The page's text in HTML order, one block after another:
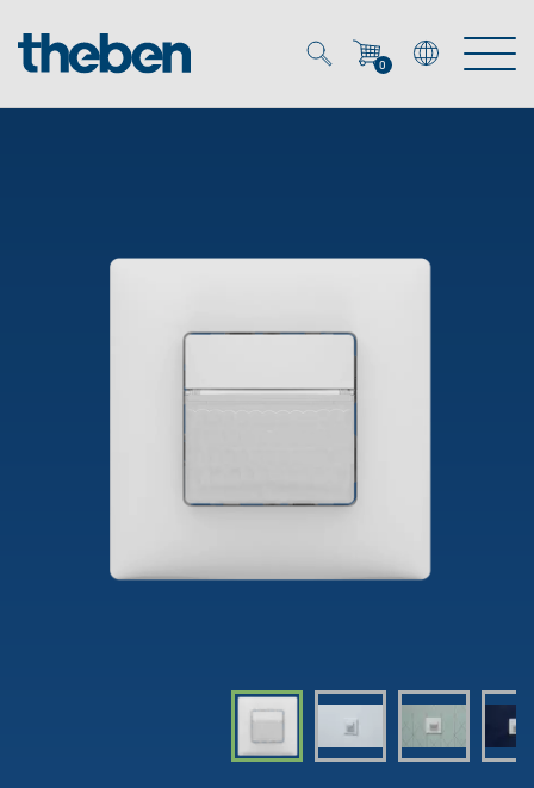
0
Smart Home
LED-Leuchten
Zeit- und Lichtsteuerung
Downloads
Theben AG
Technischer Support